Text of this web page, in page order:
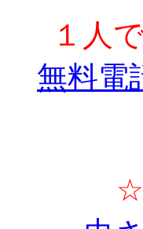
１人
無料電